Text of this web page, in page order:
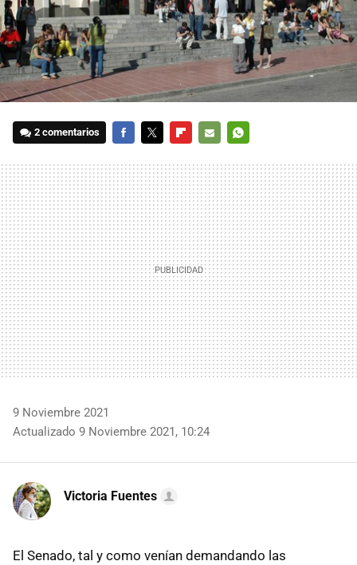
2 comentarios
MAIL
9 Noviembre 2021
Actualizado 9 Noviembre 2021, 10:24
Victoria Fuentes
El Senado, tal y como venían demandando las